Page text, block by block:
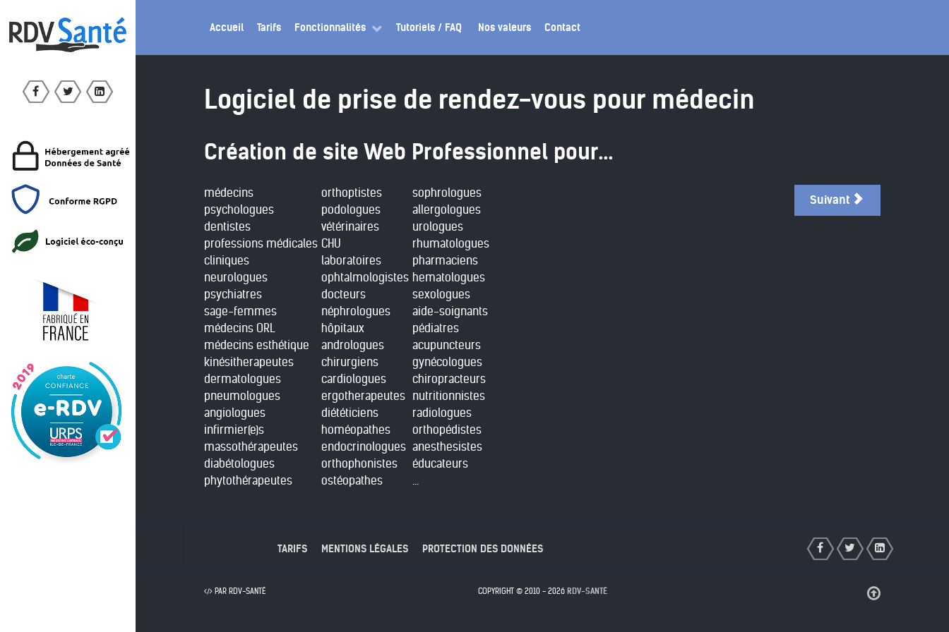
Accueil Tarifs Fonctionnalités Tutoriels / FAQ Nos valeurs Contact
Logiciel de prise de rendez-vous pour médecin
Création de site Web Professionnel pour...
médecins
psychologues
dentistes
professions médicales
cliniques
neurologues
psychiatres
sage-femmes
médecins ORL
médecins esthétique
kinésitherapeutes
dermatologues
pneumologues
angiologues
infirmier(e)s
massothérapeutes
diabétologues
phytothérapeutes
orthoptistes
podologues
vétérinaires
CHU
laboratoires
ophtalmologistes
docteurs
néphrologues
hôpitaux
andrologues
chirurgiens
cardiologues
ergotherapeutes
diététiciens
homéopathes
endocrinologues
orthophonistes
ostéopathes
sophrologues
allergologues
urologues
rhumatologues
pharmaciens
hematologues
sexologues
aide-soignants
pédiatres
acupuncteurs
gynécologues
chiropracteurs
nutritionnistes
radiologues
orthopédistes
anesthesistes
éducateurs
Suivant
TARIFS MENTIONS LÉGALES PROTECTION DES DONNÉES
PAR RDV-SANTÉ COPYRIGHT © 2010 - 2026 RDV-SANTÉ